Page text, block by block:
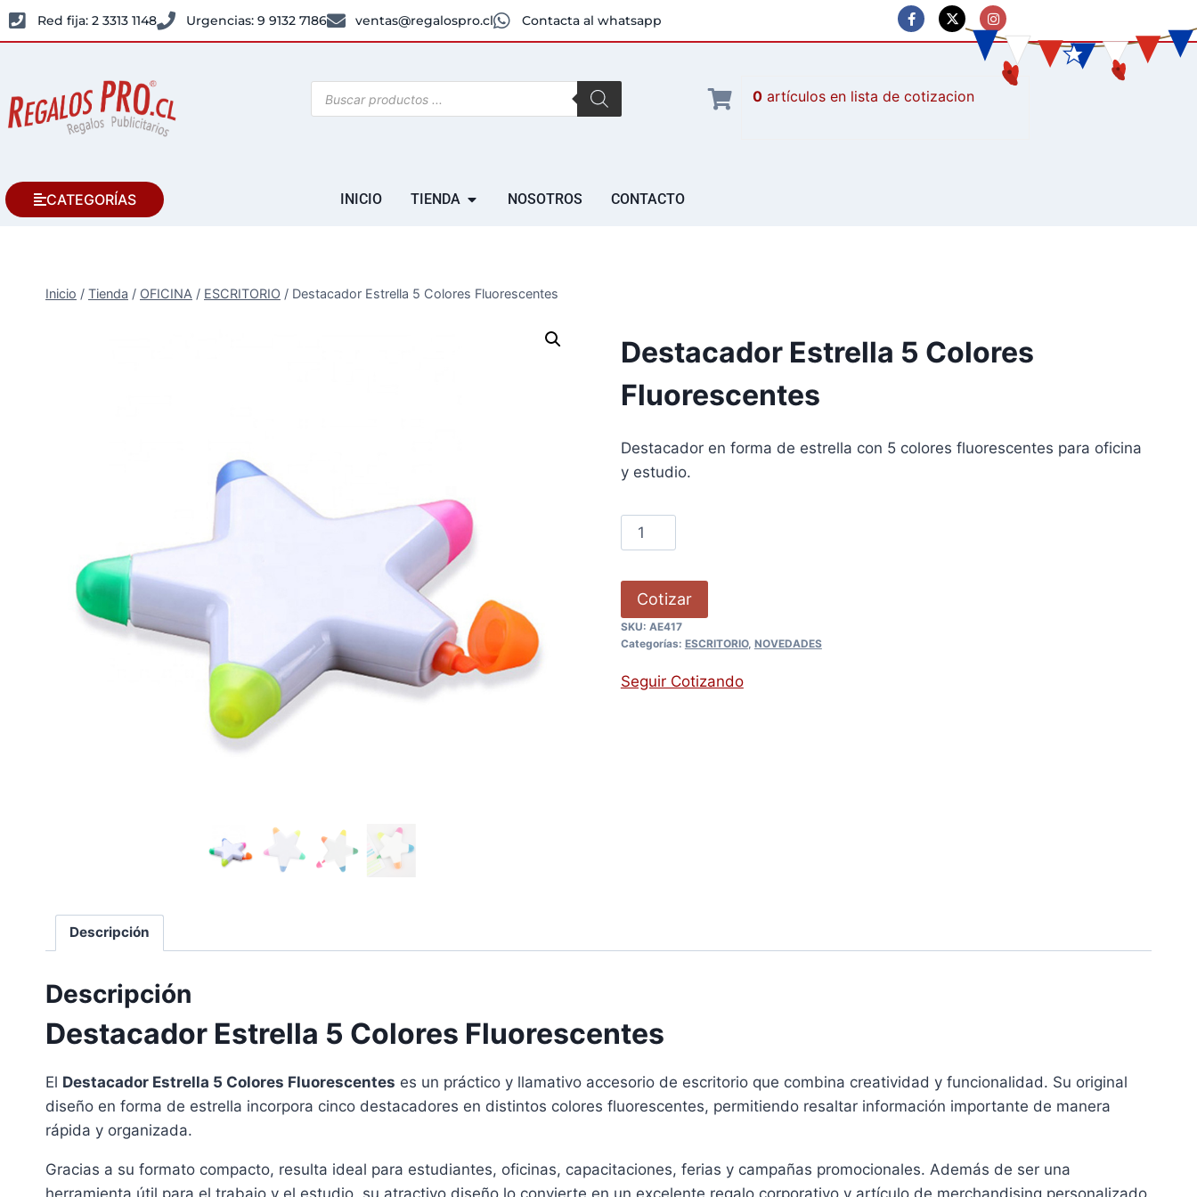
Red fija: 2 3313 1148 Urgencias: 9 9132 7186 ventas@regalospro.cl Contacta al whatsapp
0 artículos
CATEGORÍAS INICIO TIENDA NOSOTROS CONTACTO
Inicio / Tienda / OFICINA / ESCRITORIO / Destacador Estrella 5 Colores Fluorescentes
Destacador Estrella 5 Colores
Fluorescentes
Destacador en forma de estrella con 5 colores fluorescentes para oficina
y estudio.
Cotizar
SKU: AE417
Categorías: ESCRITORIO, NOVEDADES
Seguir Cotizando
Descripción
Descripción
Destacador Estrella 5 Colores Fluorescentes
El Destacador Estrella 5 Colores Fluorescentes es un práctico y llamativo accesorio de escritorio que combina creatividad y funcionalidad. Su original
diseño en forma de estrella incorpora cinco destacadores en distintos colores fluorescentes, permitiendo resaltar información importante de manera
rápida y organizada.
Gracias a su formato compacto, resulta ideal para estudiantes, oficinas, capacitaciones, ferias y campañas promocionales. Además de ser una